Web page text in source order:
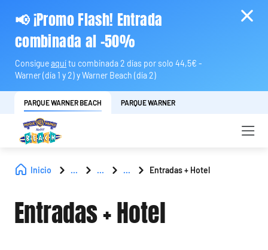
📢 ¡Promo Flash! Entrada
combinada al -50%
Consigueaquítu combinada 2 días por solo 44,5€ -
Warner (día 1 y 2) y Warner Beach (día 2)
PARQUE WARNER BEACH PARQUE WARNER
Inicio ... ... ... Entradas + Hotel
Entradas + Hotel